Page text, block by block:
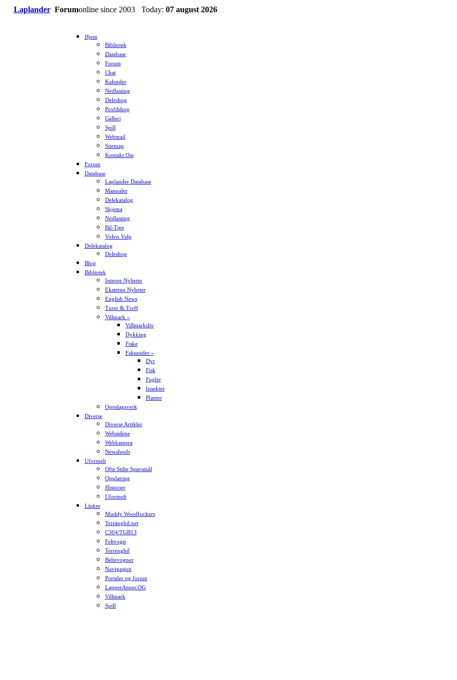
Laplander Forumonline since 2003 Today: 07 august 2026
Hjem
Bibliotek
Database
Forum
Chat
Kalender
Nedlasting
Deleshop
Profilshop
Galleri
Spill
Webmail
Sitemap
Kontakt Oss
Forum
Database
Laplander Database
Manualer
Delekatalog
Skjema
Nedlasting
Bil-Tips
Volvo Valp
Delekatalog
Deleshop
Blog
Bibliotek
Interne Nyheter
Eksterne Nyheter
English News
Turer & Treff
Villmark »
Villmarksliv
Dykking
Fiske
Faktasider »
Dyr
Fisk
Fugler
Insekter
Planter
Oppslagsverk
Diverse
Diverse Artikler
Websidene
Webkamera
Newsfeeds
Uformelt
Ofte Stilte Spørsmål
Opplæring
Historier
Uformelt
Linker
Muddy Woodfuckers
Terrängbil.net
C304/TGB13
Feltvogn
Terrengbil
Beltevogner
Navigasjon
Portaler og forum
LapperAnner.OG
Villmark
Spill